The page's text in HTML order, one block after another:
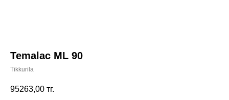
Temalac ML 90
Tikkurila
95263,00 тг.